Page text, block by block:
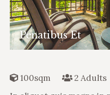
Penatibus Et
100sqm 2 Adults